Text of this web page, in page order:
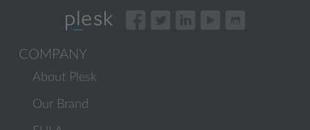
COMPANY
About Plesk
Our Brand